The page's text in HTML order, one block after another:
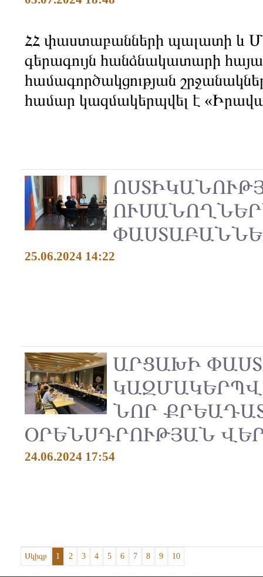
ՀՀ փաստաբանների պալատի և
գերագույն հանձնակատարի
համագործակցության
համար կազմակերպվել է
25.06.2024 14:22
ԱՐՑԱԽԻ
ՆՈՐ
ՕՐԵՆՍԴՐՈՒԹՅԱՆ
24.06.2024 17:54
Սկիզբ 1 2 3 4 5 6 7 8 9 10